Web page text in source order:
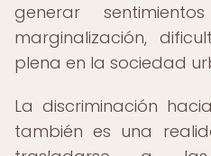
generar
marginalización,
plena en la sociedad
La discriminación
también es una